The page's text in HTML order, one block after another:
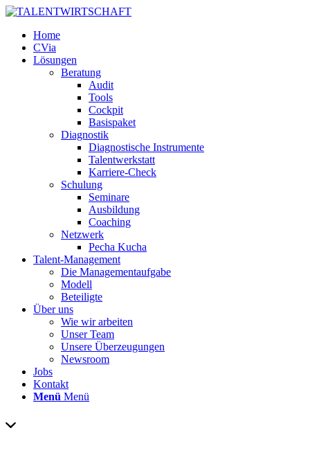
Home
CVia
Lösungen
Beratung
Audit
Tools
Cockpit
Basispaket
Diagnostik
Diagnostische Instrumente
Talentwerkstatt
Karriere-Check
Schulung
Seminare
Ausbildung
Coaching
Netzwerk
Pecha Kucha
Talent-Management
Die Managementaufgabe
Modell
Beteiligte
Über uns
Wie wir arbeiten
Unser Team
Unsere Überzeugungen
Newsroom
Jobs
Kontakt
Menü Menü